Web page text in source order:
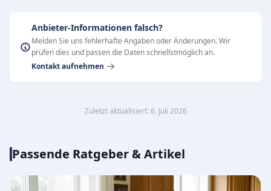
Anbieter-Informationen falsch?
Melden Sie uns fehlerhafte Angaben oder Änderungen. Wir
prüfen dies und passen die Daten schnellstmöglich an.
Kontakt aufnehmen
Zuletzt aktualisiert: 6. Juli 2026
Passende Ratgeber & Artikel